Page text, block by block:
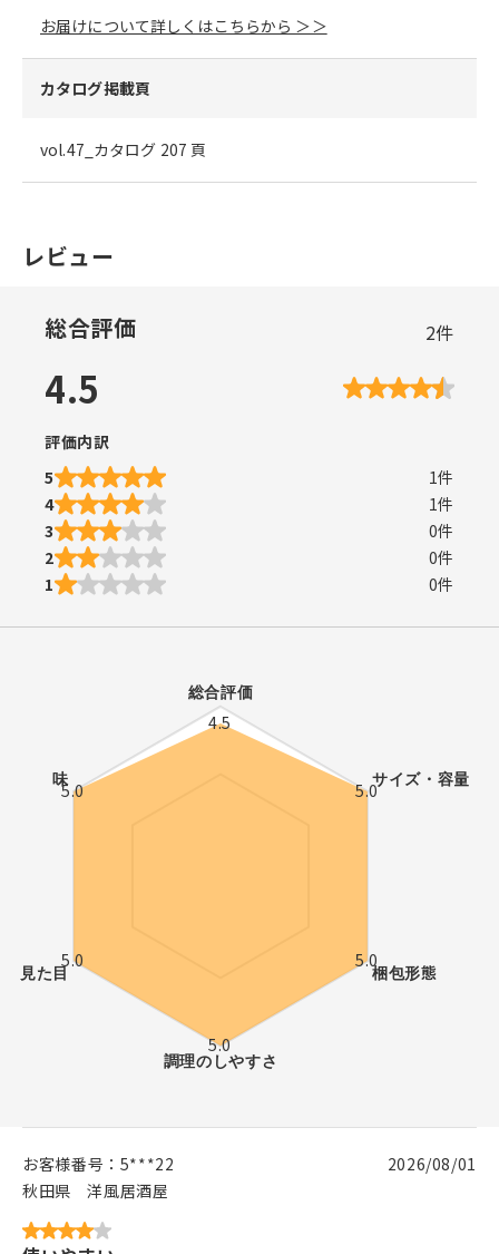
お届けについて詳しくはこちらから ＞＞
カタログ掲載頁
vol.47_カタログ 207 頁
レビュー
総合評価 2件
4.5
評価内訳
5
1件
4
1件
3
0件
2
0件
1
0件
お客様番号： 5***22
秋田県
洋風居酒屋
2026/08/01